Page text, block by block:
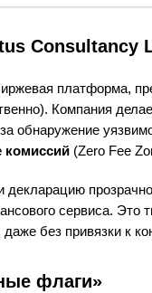
Consultancy
платформа,
Компания
обнаружение
комиссий (Zero Fee
сервиса.
даже без привязки к
флаги»